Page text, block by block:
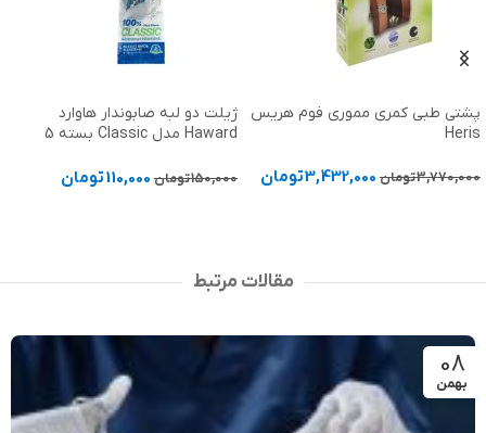
ژیلت دو لبه صابوندار هاوارد
150,000تومان110,000تومان
گن بعد از جراحی لیپوماتیک تمام
بدن ووئه VOE کد 5011
18,070,000تومان
مقالات مرتبط
08
بهمن